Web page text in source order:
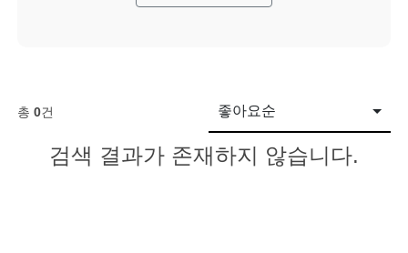
총0건 좋아요순
검색 결과가 존재하지 않습니다.